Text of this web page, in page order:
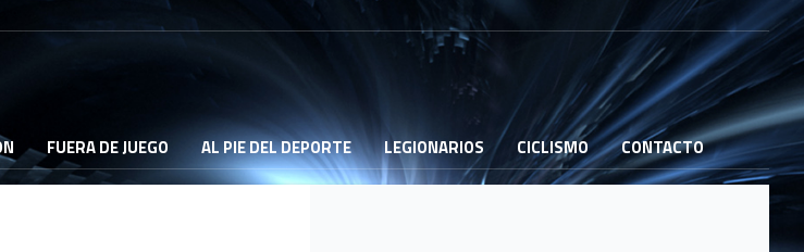
FUERA DE JUEGO AL PIE DEL DEPORTE LEGIONARIOS CICLISMO CONTACTO